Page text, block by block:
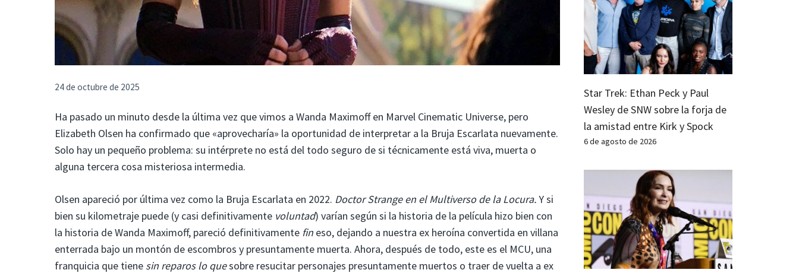
24 de octubre de 2025
Ha pasado un minuto desde la última vez que vimos a Wanda Maximoff en Marvel Cinematic Universe, pero
Elizabeth Olsen ha confirmado que «aprovecharía» la oportunidad de interpretar a la Bruja Escarlata nuevamente.
Solo hay un pequeño problema: su intérprete no está del todo seguro de si técnicamente está viva, muerta o
alguna tercera cosa misteriosa intermedia.
Olsen apareció por última vez como la Bruja Escarlata en 2022. Doctor Strange en el Multiverso de la Locura.Y si
bien su kilometraje puede (y casi definitivamente voluntad) varían según si la historia de la película hizo bien con
la historia de Wanda Maximoff, pareció definitivamente fin eso, dejando a nuestra ex heroína convertida en villana
enterrada bajo un montón de escombros y presuntamente muerta. Ahora, después de todo, este es el MCU, una
franquicia que tiene sin reparos lo quesobre resucitar personajes presuntamente muertos o traer de vuelta a ex
Star Trek: Ethan Peck y Paul
Wesley de SNW sobre la forja de
la amistad entre Kirk y Spock
6 de agosto de 2026